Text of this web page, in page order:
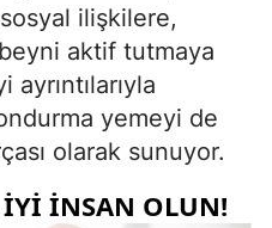
ilişkilere,
aktif tutmaya
yemeyi de
olarak sunuyor.
İNSAN OLUN!